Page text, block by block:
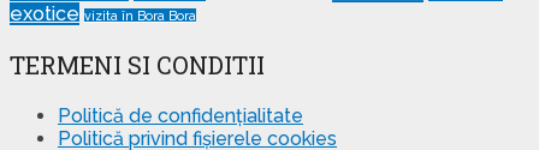
exotice vizita în Bora Bora
TERMENI SI CONDITII
Politică de confidențialitate
Politică privind fișierele cookies